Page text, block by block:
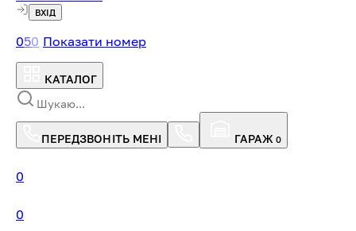
ВХІД
050 Показати номер
КАТАЛОГ
ПЕРЕДЗВОНІТЬ МЕНІ ГАРАЖ 0
0
0